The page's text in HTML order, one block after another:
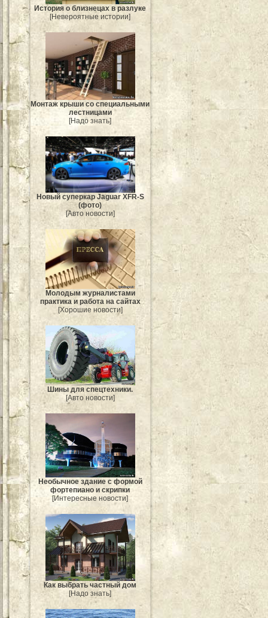
История о близнецах в разлуке
[Невероятные истории]
Монтаж крыши со специальными
лестницами
[Надо знать]
Новый суперкар Jaguar XFR-S
(фото)
[Авто новости]
Молодым журналистами
практика и работа на сайтах
[Хорошие новости]
Шины для спецтехники.
[Авто новости]
Необычное здание с формой
фортепиано и скрипки
[Интересные новости]
Как выбрать частный дом
[Надо знать]